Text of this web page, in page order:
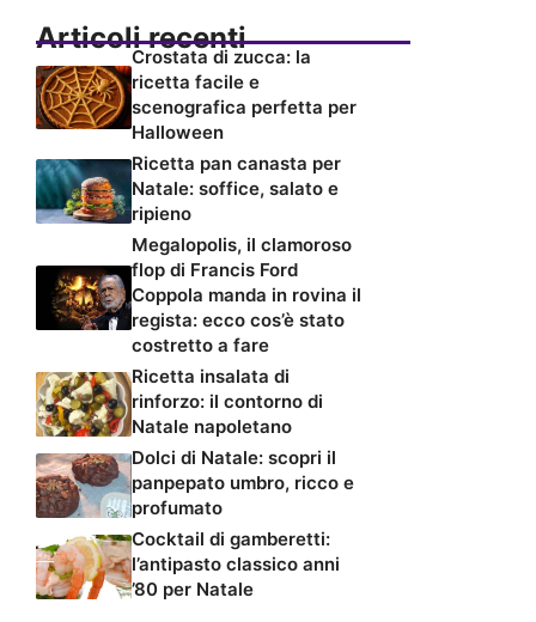
Articoli recenti
Crostata di zucca: la
ricetta facile e
scenografica perfetta per
Halloween
Ricetta pan canasta per
Natale: soffice, salato e
ripieno
Megalopolis, il clamoroso
flop di Francis Ford
Coppola manda in rovina il
regista: ecco cos’è stato
costretto a fare
Ricetta insalata di
rinforzo: il contorno di
Natale napoletano
Dolci di Natale: scopri il
panpepato umbro, ricco e
profumato
Cocktail di gamberetti:
l’antipasto classico anni
’80 per Natale